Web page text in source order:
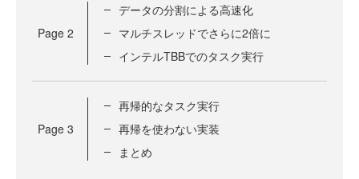
Page 2
データの分割による高速化
マルチスレッドでさらに2倍に
インテルTBBでのタスク実行
Page 3
再帰的なタスク実行
再帰を使わない実装
まとめ